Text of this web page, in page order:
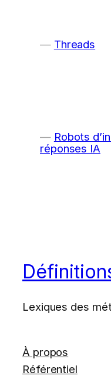
Threads
Robots
réponses IA
Lexiques des
À propos
Référentiel